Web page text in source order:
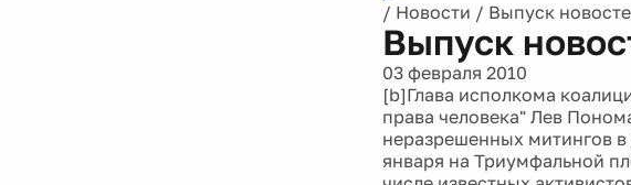
/ Новости / Выпуск
Выпуск
03 февраля 2010
[b]Глава исполкома
права человека" Лев
неразрешенных митингов
января на Триумфальной